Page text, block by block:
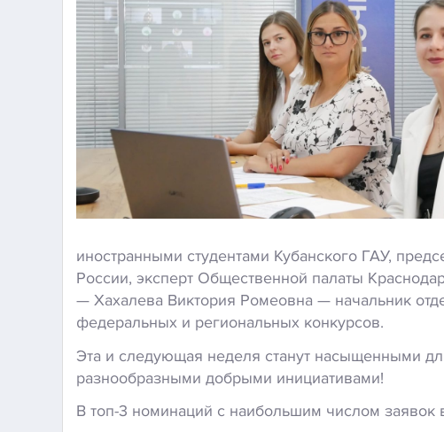
иностранными студентами Кубанского ГАУ,
России, эксперт Общественной палаты
— Хахалева Виктория Ромеовна — начальник
федеральных и региональных конкурсов.
Эта и следующая неделя станут насыщенными
разнообразными добрыми инициативами!
В топ-3 номинаций с наибольшим числом заявок